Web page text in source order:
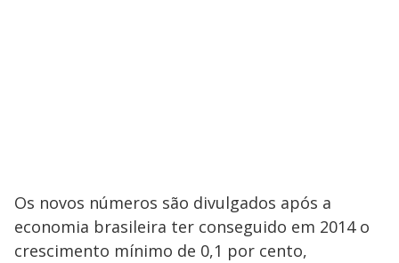
Os novos números são divulgados após a
economia brasileira ter conseguido em 2014 o
crescimento mínimo de 0,1 por cento,